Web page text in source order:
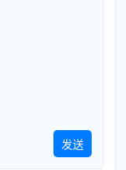
发送